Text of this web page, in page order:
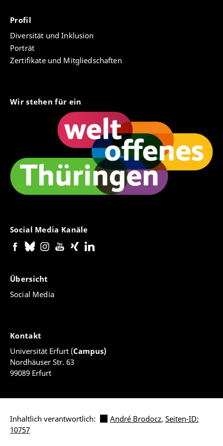
Band 68. Tübingen: Mohr Siebeck, S. 805-820,
oeffentlichen-rechts-der-gegenwart-neue-folge-
9783161593925/
link.springer.com/referenceworkentry/10.1007/978-
3-030-66252-3_3641
• (2019) „Neither unitary nor federal: Did Bolivians
invent something new?“ In: International Political
Science Review 41(3), S. 402-418 ,
doi.org/10.1177/0192512119829475
• (2019) „Refining the concepts of territorial revenue
doi.org/10.1080/01900692.2018.1466899
• (2018) „El control contramayoritario como marco de
latinoamericano sobre la democracia“ In: Revista
dialnet.unirioja.es/servlet/articulo
conceptual“ In: Geopolítica(s). Revista de Estudios
sobre Espacio y Poder 8(1) (), S. 51-89,
dialnet.unirioja.es/servlet/articulo
Politics and Government 2(1), S. 3-29,
www.tandfonline.com/doi/metrics/10.1080/
Profil
Diversität und Inklusion
Porträt
Zertifikate und Mitgliedschaften
Wir stehen für ein
Social Media Kanäle
Übersicht
Social Media
Kontakt
Universität Erfurt (Campus)
Nordhäuser Str. 63
99089 Erfurt
Inhaltlich verantwortlich: André Brodocz, Seiten-ID:
10757